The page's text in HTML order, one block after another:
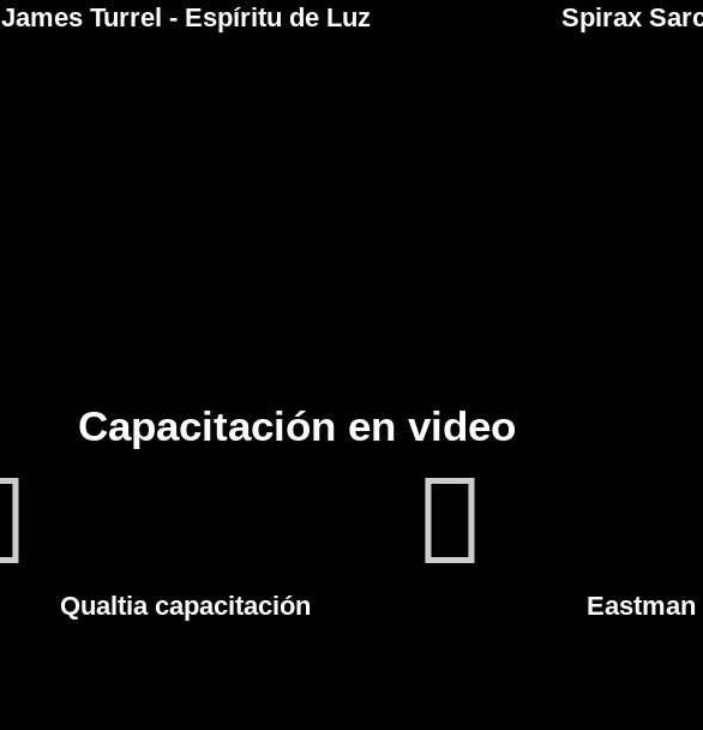
James Turrel - Espíritu de Luz Spirax
Capacitación en video
Qualtia capacitación Eastman